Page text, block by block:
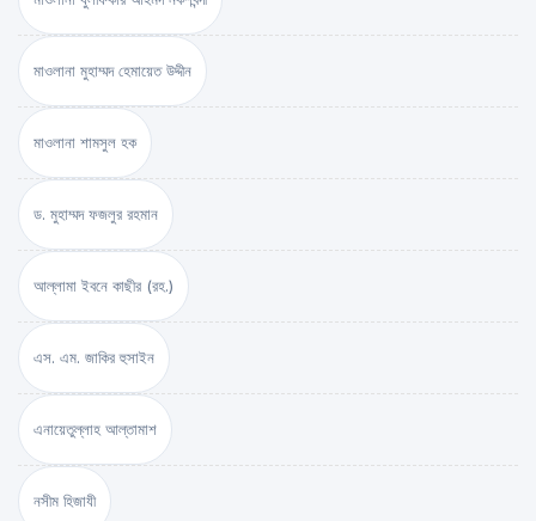
মাওলানা মুহাম্মদ হেমায়েত উদ্দীন
মাওলানা শামসুল হক
ড. মুহাম্মদ ফজলুর রহমান
আল্লামা ইবনে কাছীর (রহ.)
এস. এম. জাকির হুসাইন
এনায়েতুল্লাহ আল্‌তামাশ
নসীম হিজাযী